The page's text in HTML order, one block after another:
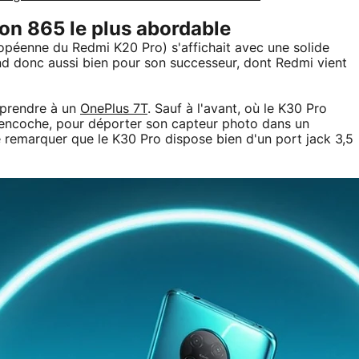
865 le plus abordable
du Redmi K20 Pro) s'affichait avec une solide
donc aussi bien pour son successeur, dont Redmi vient
à un OnePlus 7T. Sauf à l'avant, où le K30 Pro
pour déporter son capteur photo dans un
que le K30 Pro dispose bien d'un port jack 3,5